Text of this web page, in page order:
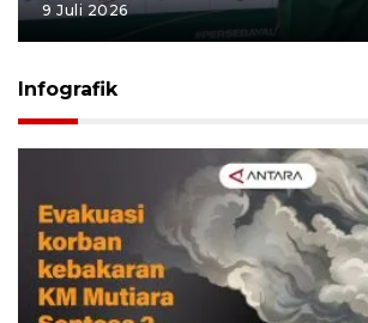
9 Juli 2026
Infografik